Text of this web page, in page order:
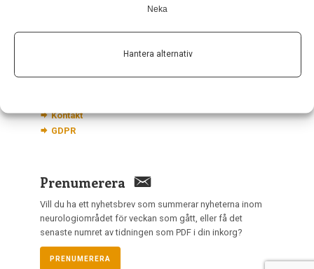
Neka
Hantera alternativ
Länkar
Om Neurologi i Sverige
Kontakt
GDPR
Prenumerera
Vill du ha ett nyhetsbrev som summerar nyheterna inom
neurologiområdet för veckan som gått, eller få det
senaste numret av tidningen som PDF i din inkorg?
PRENUMERERA